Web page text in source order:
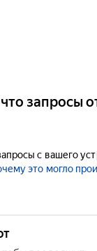
запросы
с вашего
это могло